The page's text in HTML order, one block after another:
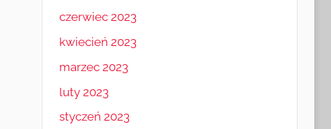
czerwiec 2023
kwiecień 2023
marzec 2023
luty 2023
styczeń 2023